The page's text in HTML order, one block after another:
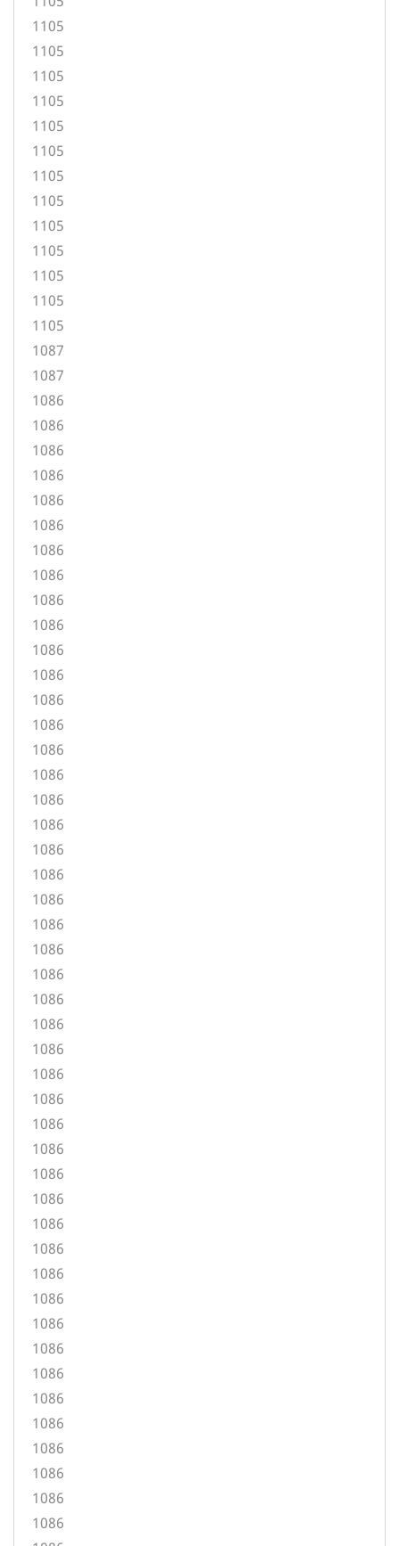
1105
1105
1105
1105
1105
1105
1105
1105
1105
1105
1105
1105
1105
1087
1087
1086
1086
1086
1086
1086
1086
1086
1086
1086
1086
1086
1086
1086
1086
1086
1086
1086
1086
1086
1086
1086
1086
1086
1086
1086
1086
1086
1086
1086
1086
1086
1086
1086
1086
1086
1086
1086
1086
1086
1086
1086
1086
1086
1086
1086
1086